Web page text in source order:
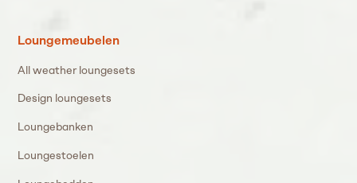
Loungemeubelen
All weather loungesets
Design loungesets
Loungebanken
Loungestoelen